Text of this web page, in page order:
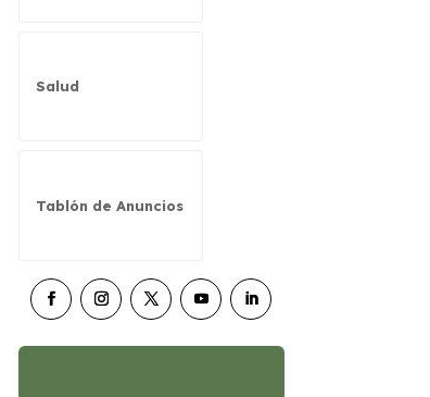
Salud
Tablón de Anuncios